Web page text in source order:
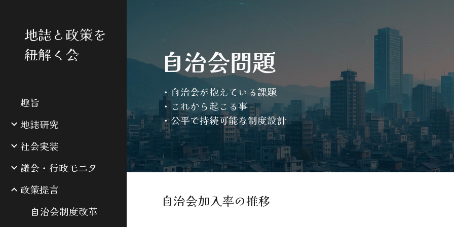
地誌と政策を
紐解く会
趣旨
地誌研究
社会実装
議会・行政モニタ
政策提言
自治会制度改革
自治会問題
・ 自治会が抱えている課題
・これから起こる事
・公平で持続可能な制度設計
自治会加入率の推移